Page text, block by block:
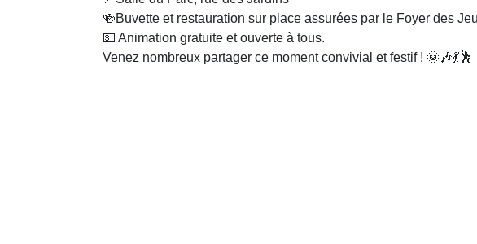
🍻Buvette et restauration sur place assurées par le Foyer des
💵 Animation gratuite et ouverte à tous.
Venez nombreux partager ce moment convivial et festif ! 🌞🎶💃🕺